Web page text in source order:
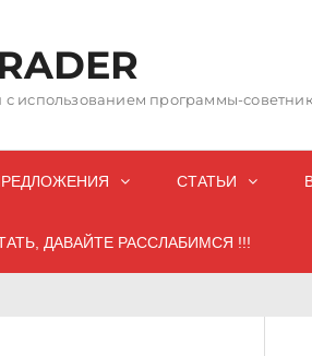
использованием программы-
СТАТЬИ
ДАВАЙТЕ РАССЛАБИМСЯ !!!